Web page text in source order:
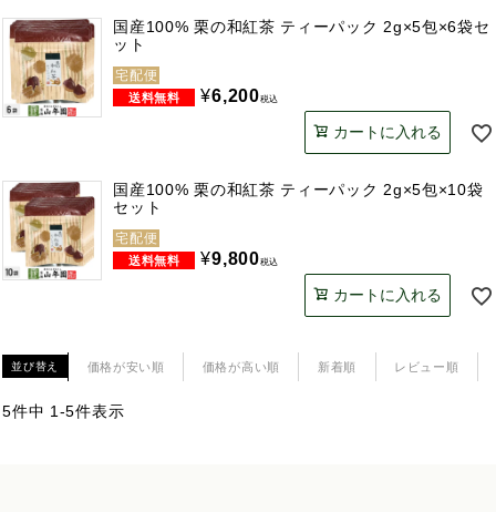
国産100% 栗の和紅茶 ティーパック 2g×5包×6袋セ
ット
宅配便
¥6,200税込
カートに入れる
国産100% 栗の和紅茶 ティーパック 2g×5包×10袋
セット
宅配便
¥9,800税込
カートに入れる
並び替え 価格が安い順 価格が高い順 新着順 レビュー順
5件中 1 -5件表示